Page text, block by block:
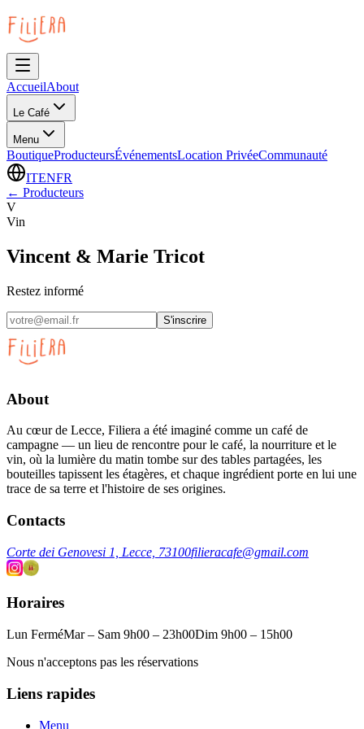
AccueilAbout
Le Café
Menu
BoutiqueProducteursÉvénementsLocation PrivéeCommunauté
ITENFR
← Producteurs
V
Vin
Vincent & Marie Tricot
Restez informé
S'inscrire
About
Au cœur de Lecce, Filiera a été imaginé comme un café de
campagne — un lieu de rencontre pour le café, la nourriture et le
vin, où la lumière du matin tombe sur des tables partagées, les
bouteilles tapissent les étagères, et chaque ingrédient porte en lui une
trace de sa terre et l'histoire de ses origines.
Contacts
Corte dei Genovesi 1, Lecce, 73100filieracafe@gmail.com
Horaires
Lun FerméMar – Sam 9h00 – 23h00Dim 9h00 – 15h00
Nous n'acceptons pas les réservations
Liens rapides
Menu